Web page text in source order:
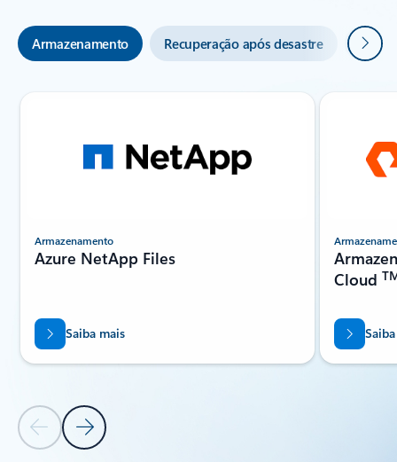
Armazenamento Recuperação após desastre
Diapositivo Anterior
Diapositivo Seguinte
Armazenamento
Azure NetApp Files
Saiba mais
Cloud